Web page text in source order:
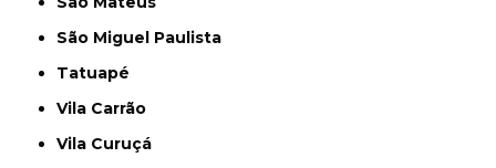
São Miguel Paulista
Tatuapé
Vila Carrão
Vila Curuçá